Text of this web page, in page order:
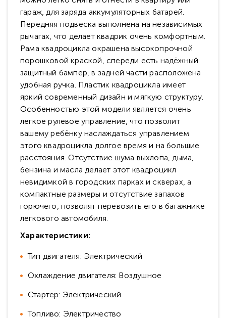
гараж, для заряда аккумуляторных батарей.
Передняя подвеска выполнена на независимых
рычагах, что делает квадрик очень комфортным.
Рама квадроцикла окрашена высокопрочной
порошковой краской, спереди есть надёжный
защитный бампер, в задней части расположена
удобная ручка. Пластик квадроцикла имеет
яркий современный дизайн и мягкую структуру.
Особенностью этой модели является очень
легкое рулевое управление, что позволит
вашему ребёнку наслаждаться управлением
этого квадроцикла долгое время и на большие
расстояния. Отсутствие шума выхлопа, дыма,
бензина и масла делает этот квадроцикл
невидимкой в городских парках и скверах, а
компактные размеры и отсутствие запахов
горючего, позволят перевозить его в багажнике
легкового автомобиля.
Характеристики:
Тип двигателя: Электрический
Охлаждение двигателя: Воздушное
Стартер: Электрический
Топливо: Электричество